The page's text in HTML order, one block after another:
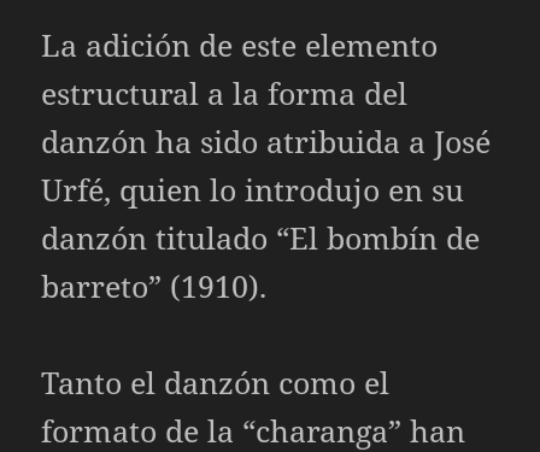
La adición de este elemento
estructural a la forma del
danzón ha sido atribuida a José
Urfé, quien lo introdujo en su
danzón titulado “El bombín de
barreto” (1910).​
Tanto el danzón como el
formato de la “charanga” han